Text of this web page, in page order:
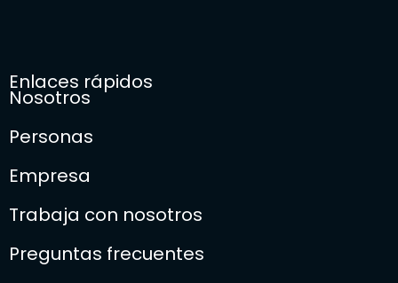
Enlaces rápidos
Nosotros
Personas
Empresa
Trabaja con nosotros
Preguntas frecuentes